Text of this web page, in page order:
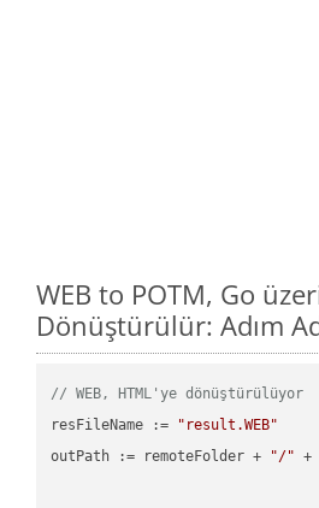
WEB to POTM, Go
Dönüştürülür: Adım
// WEB, HTML'ye dönüştürülüyor
resFileName :=
"result.WEB"
outPath := remoteFolder +
"/" +